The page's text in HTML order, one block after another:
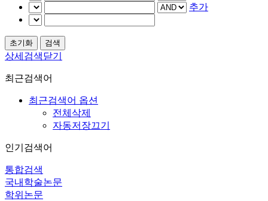
추가
상세검색닫기
최근검색어
최근검색어 옵션
전체삭제
자동저장끄기
인기검색어
통합검색
국내학술논문
학위논문